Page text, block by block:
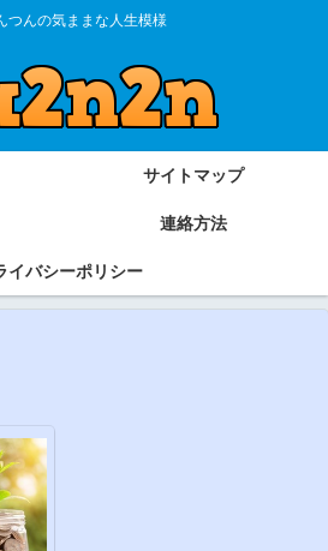
つんの気ままな人生模様
サイトマップ
連絡方法
イバシーポリシー